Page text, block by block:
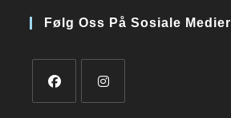
tab new
a
Følg Oss På Sosiale Medier